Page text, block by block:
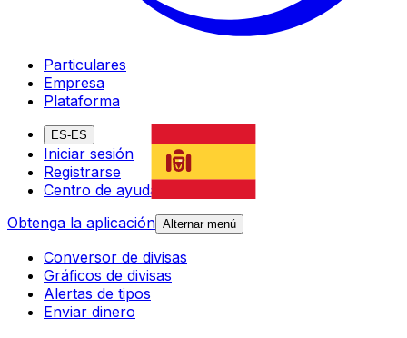
Particulares
Empresa
Plataforma
ES-ES
Iniciar sesión
Registrarse
Centro de ayuda
Obtenga la aplicación Alternar menú
Conversor de divisas
Gráficos de divisas
Alertas de tipos
Enviar dinero